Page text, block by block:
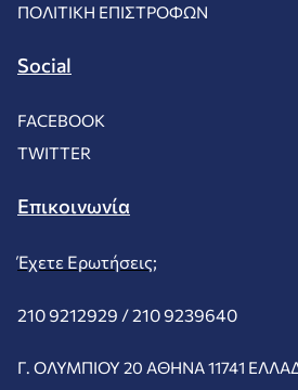
ΠΟΛΙΤΙΚΉ ΕΠΙΣΤΡΟΦΏΝ
Social
FACEBOOK
TWITTER
Επικοινωνία
Έχετε Ερωτήσεις;
210 9212929 /210 9239640
Γ. ΟΛΥΜΠΊΟΥ 20 ΑΘΉΝΑ 11741